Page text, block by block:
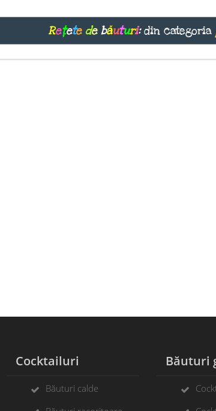
Rețete de băuturi:din categoria
Cocktailuri
Băuturi calde
Băuturi